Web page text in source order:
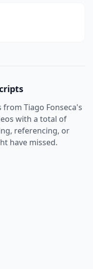
from Tiago Fonseca's
with a total of
referencing, or
have missed.